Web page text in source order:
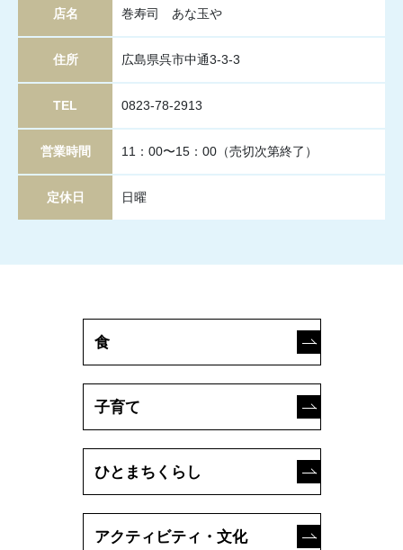
店名 巻寿司 あな玉や
住所 広島県呉市中通3-3-3
TEL 0823-78-2913
営業時間 11：00〜15：00（売切次第終了）
定休日 日曜
食
子育て
ひとまちくらし
アクティビティ・文化